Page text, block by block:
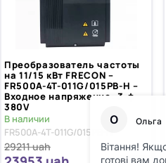
Преобразователь частоты
на 11/15 кВт FRECON –
FR500A-4T-011G/015PB-H –
Входное напряжение: 3-ф
380V
В наличии
FR500A-4T-011G/015PB-H
29211uah